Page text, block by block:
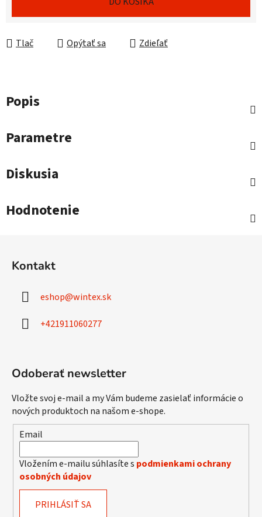
Tlač Opýtať sa Zdieľať
Popis
Parametre
Diskusia
Hodnotenie
Kontakt
eshop@wintex.sk
+421911060277
Odoberať newsletter
Vložte svoj e-mail a my Vám budeme zasielať informácie o
nových produktoch na našom e-shope.
Email
Vložením e-mailu súhlasíte s podmienkami ochrany
osobných údajov
PRIHLÁSIŤ SA